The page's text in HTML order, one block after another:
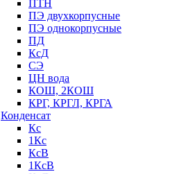
ПТН
ПЭ двухкорпусные
ПЭ однокорпусные
ПД
КсД
СЭ
ЦН вода
КОШ, 2КОШ
КРГ, КРГЛ, КРГА
Конденсат
Кс
1Кс
КсВ
1КсВ